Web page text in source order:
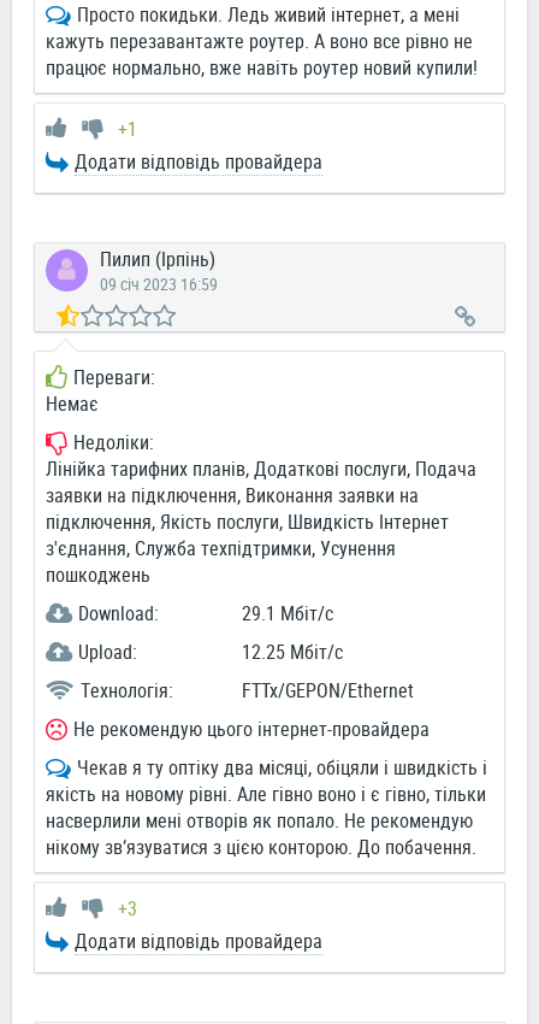
Просто покидьки. Ледь живий інтернет, а мені
кажуть перезавантажте роутер. А воно все рівно не
працює нормально, вже навіть роутер новий купили!
+1
Додати відповідь провайдера
Пилип (Ірпінь)
09 січ 2023 16:59
Переваги:
Немає
Недоліки:
Лінійка тарифних планів, Додаткові послуги, Подача
заявки на підключення, Виконання заявки на
підключення, Якість послуги, Швидкість Інтернет
з'єднання, Служба техпідтримки, Усунення
пошкоджень
Download:
29.1 Мбіт/c
Upload:
12.25 Мбіт/c
Технологія:
FTTx/GEPON/Ethernet
Не рекомендую цього інтернет-провайдера
Чекав я ту оптіку два місяці, обіцяли і швидкість і
якість на новому рівні. Але гівно воно і є гівно, тільки
насверлили мені отворів як попало. Не рекомендую
нікому зв‘язуватися з цією конторою. До побачення.
+3
Додати відповідь провайдера